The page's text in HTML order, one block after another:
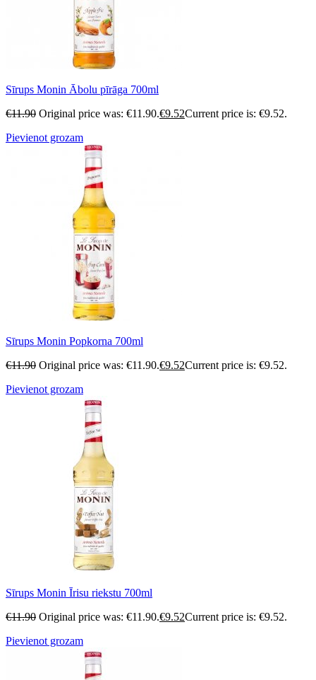
Sīrups Monin Ābolu pīrāga 700ml
€11.90 Original price was: €11.90.€9.52Current price is: €9.52.
Pievienot grozam
Sīrups Monin Popkorna 700ml
€11.90 Original price was: €11.90.€9.52Current price is: €9.52.
Pievienot grozam
Sīrups Monin Īrisu riekstu 700ml
€11.90 Original price was: €11.90.€9.52Current price is: €9.52.
Pievienot grozam